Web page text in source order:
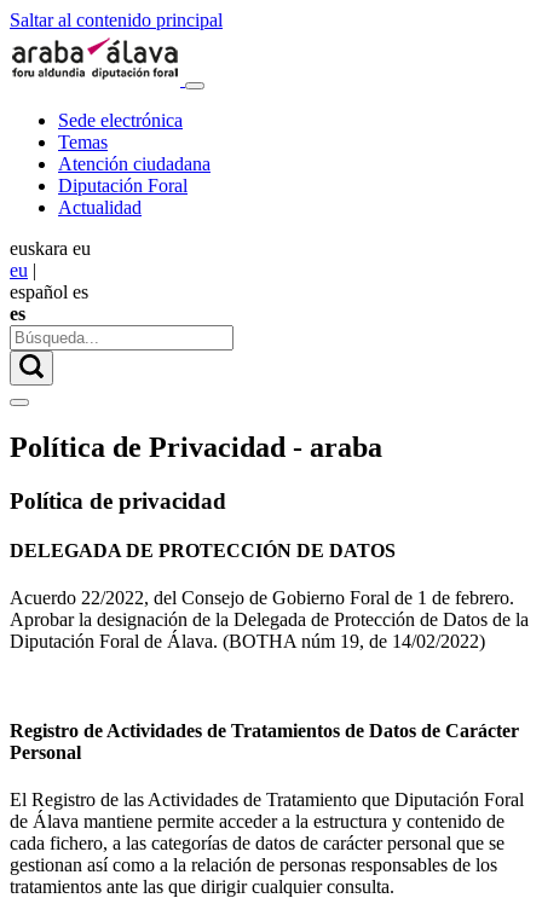
Saltar al contenido principal
Sede electrónica
Temas
Atención ciudadana
Diputación Foral
Actualidad
euskara eu
eu |
español es
es
Política de Privacidad - araba
Política de privacidad
DELEGADA DE PROTECCIÓN DE DATOS
Acuerdo 22/2022, del Consejo de Gobierno Foral de 1 de febrero.
Aprobar la designación de la Delegada de Protección de Datos de la
Diputación Foral de Álava. (BOTHA núm 19, de 14/02/2022)
Registro de Actividades de Tratamientos de Datos de Carácter
Personal
El Registro de las Actividades de Tratamiento que Diputación Foral
de Álava mantiene permite acceder a la estructura y contenido de
cada fichero, a las categorías de datos de carácter personal que se
gestionan así como a la relación de personas responsables de los
tratamientos ante las que dirigir cualquier consulta.